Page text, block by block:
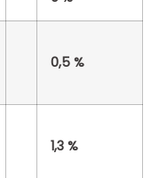
0,5 %
1,3 %